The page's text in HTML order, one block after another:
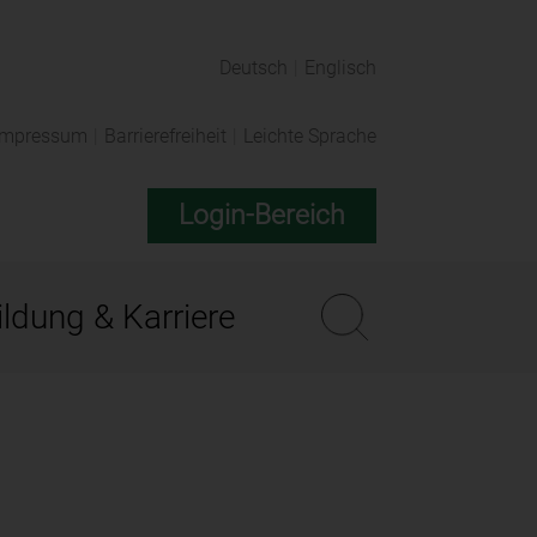
Deutsch Englisch
Impressum Barrierefreiheit Leichte Sprache
Login-Bereich
& Karriere